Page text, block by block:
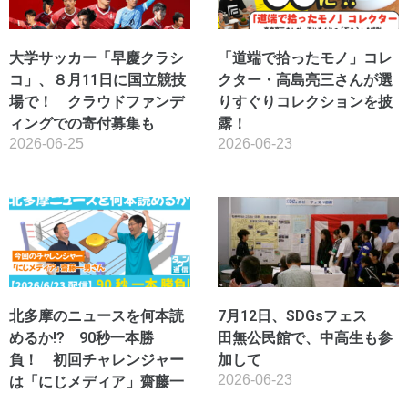
大学サッカー「早慶クラシ
コ」、８月11日に国立競技
場で！ クラウドファンデ
ィングでの寄付募集も
2026-06-25
「道端で拾ったモノ」コレ
クター・高島亮三さんが選
りすぐりコレクションを披
露！
2026-06-23
北多摩のニュースを何本読
めるか!? 90秒一本勝
負！ 初回チャレンジャー
は「にじメディア」齋藤一
7月12日、SDGsフェス
田無公民館で、中高生も参
加して
2026-06-23